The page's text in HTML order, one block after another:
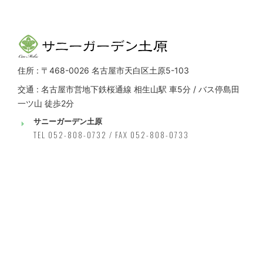
住所 : 〒468-0026 名古屋市天白区土原5-103
交通 : 名古屋市営地下鉄桜通線 相生山駅 車5分 / バス停島田
一ツ山 徒歩2分
サニーガーデン土原
TEL 052-808-0732 / FAX 052-808-0733